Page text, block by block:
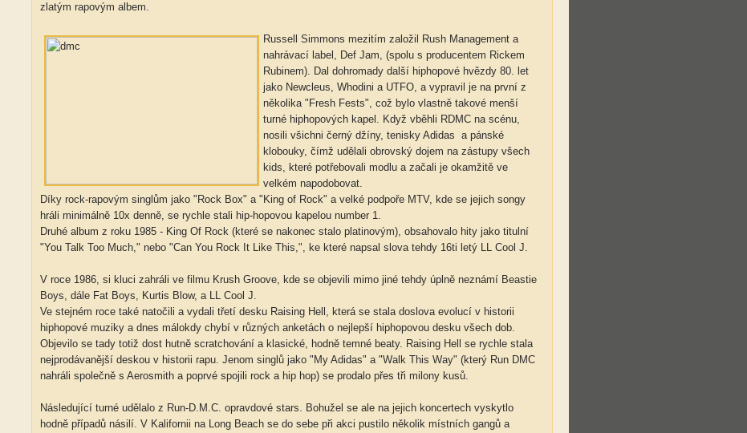
zlatým rapovým albem.
Russell Simmons mezitím založil Rush Management a
nahrávací label, Def Jam, (spolu s producentem Rickem
Rubinem). Dal dohromady další hiphopové hvězdy 80. let
jako Newcleus, Whodini a UTFO, a vypravil je na první z
několika "Fresh Fests", což bylo vlastně takové menší
turné hiphopových kapel. Když vběhli RDMC na scénu,
nosili všichni černý džíny, tenisky Adidas a pánské
klobouky, čímž udělali obrovský dojem na zástupy všech
kids, které potřebovali modlu a začali je okamžitě ve
velkém napodobovat.
Díky rock-rapovým singlům jako "Rock Box" a "King of Rock" a velké podpoře MTV, kde se jejich songy
hráli minimálně 10x denně, se rychle stali hip-hopovou kapelou number 1.
Druhé album z roku 1985 - King Of Rock (které se nakonec stalo platinovým), obsahovalo hity jako titulní
"You Talk Too Much," nebo "Can You Rock It Like This,", ke které napsal slova tehdy 16ti letý LL Cool J.
V roce 1986, si kluci zahráli ve filmu Krush Groove, kde se objevili mimo jiné tehdy úplně neznámí Beastie
Boys, dále Fat Boys, Kurtis Blow, a LL Cool J.
Ve stejném roce také natočili a vydali třetí desku Raising Hell, která se stala doslova evolucí v historii
hiphopové muziky a dnes málokdy chybí v různých anketách o nejlepší hiphopovou desku všech dob.
Objevilo se tady totiž dost hutně scratchování a klasické, hodně temné beaty. Raising Hell se rychle stala
nejprodávanější deskou v historii rapu. Jenom singlů jako "My Adidas" a "Walk This Way" (který Run DMC
nahráli společně s Aerosmith a poprvé spojili rock a hip hop) se prodalo přes tři milony kusů.
Následující turné udělalo z Run-D.M.C. opravdové stars. Bohužel se ale na jejich koncertech vyskytlo
hodně případů násilí. V Kalifornii na Long Beach se do sebe při akci pustilo několik místních gangů a